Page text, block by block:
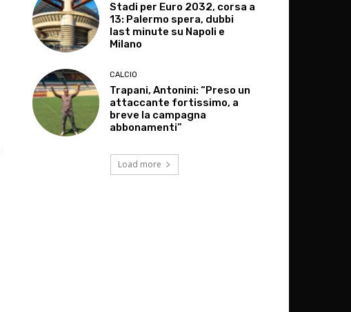
Stadi per Euro 2032, corsa a
13: Palermo spera, dubbi
last minute su Napoli e
Milano
CALCIO
Trapani, Antonini: “Preso un
attaccante fortissimo, a
breve la campagna
abbonamenti”
Load more